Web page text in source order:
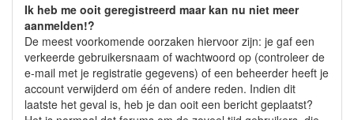
Ik heb me ooit geregistreerd maar kan nu niet meer
aanmelden!?
De meest voorkomende oorzaken hiervoor zijn: je gaf een
verkeerde gebruikersnaam of wachtwoord op (controleer de
e-mail met je registratie gegevens) of een beheerder heeft je
account verwijderd om één of andere reden. Indien dit
laatste het geval is, heb je dan ooit een bericht geplaatst?